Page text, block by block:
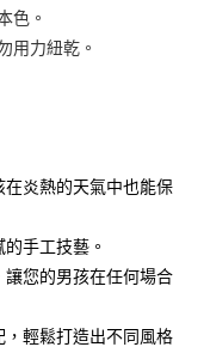
截止日，確認付款後即完
確認頁面所載為準。
付你分期系統評分，恕無
月結算日後寄送繳費提
灣大直營門市／銀行轉
由商店將買賣／分期付款
繳交帳款。
色。
用力紐乾。
炎熱的天氣中也能保
手工技藝。
您的男孩在任何場合
輕鬆打造出不同風格